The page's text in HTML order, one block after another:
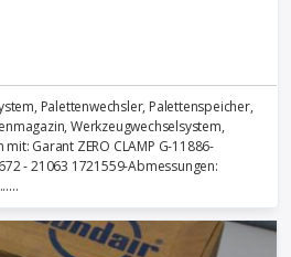
Palettenwechsler, Palettenspeicher,
Werkzeugwechselsystem,
Garant ZERO CLAMP G-11886-
- 21063 1721559-Abmessungen: